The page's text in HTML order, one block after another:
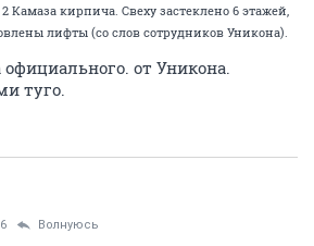
Камаза кирпича. Свеху застеклено 6 этажей,
лифты (со слов сотрудников Уникона).
от Уникона.
туго.
Волнуюсь